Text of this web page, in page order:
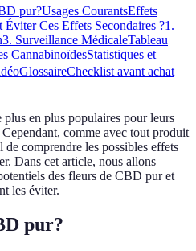
pur?Usages CourantsEffets
Éviter Ces Effets Secondaires ?1.
3. Surveillance MédicaleTableau
CannabinoïdesStatistiques et
GlossaireChecklist avant achat
plus en plus populaires pour leurs
comme avec tout produit
de comprendre les possibles effets
Dans cet article, nous allons
des fleurs de CBD pur et
les éviter.
pur?